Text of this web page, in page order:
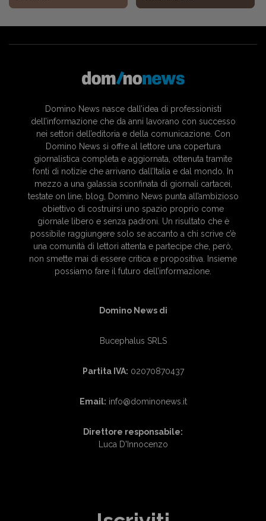
Domino News nasce dall’idea di professionisti
dell’informazione che da anni lavorano con successo
nei settori dell’editoria e della comunicazione. Con
Domino News si offre al lettore una copertura
giornalistica completa e aggiornata, ottenuta tramite
fonti di notizie che arrivano dall’Italia e dal mondo. In
mezzo a una galassia sconfinata di giornali cartacei,
testate on line, blog, Domino News punta all’ambizioso
obiettivo di costruirsi uno spazio proprio come
giornale libero e senza padroni. Un risultato che è
possibile raggiungere solo se accanto a chi scrive c’è
una comunità di lettori attenta e partecipe che, però,
non smette mai di essere critica e propositiva. Insieme
possiamo fare il futuro dell’informazione.
Domino News di
Bucephalus SRLS
Partita IVA: 02070870437
Email: info@dominonews.it
Direttore responsabile:
Luca D'Innocenzo